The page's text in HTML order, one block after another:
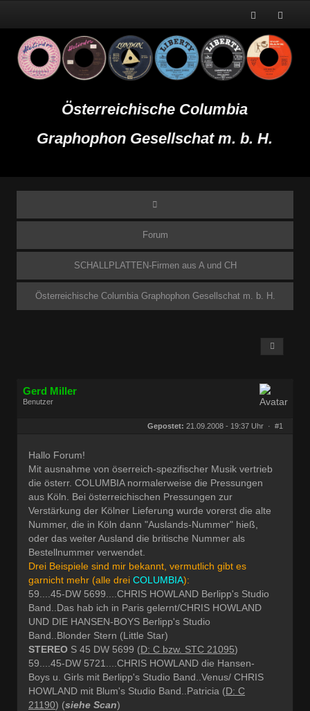
Österreichische Columbia
Graphophon Gesellschat m. b. H.
Forum
SCHALLPLATTEN-Firmen aus A und CH
Österreichische Columbia Graphophon Gesellschat m. b. H.
Gerd Miller
Benutzer
Gepostet: 21.09.2008 - 19:37 Uhr · #1
Hallo Forum!
Mit ausnahme von öserreich-spezifischer Musik vertrieb
die österr. COLUMBIA normalerweise die Pressungen
aus Köln. Bei österreichischen Pressungen zur
Verstärkung der Kölner Lieferung wurde vorerst die alte
Nummer, die in Köln dann "Auslands-Nummer" hieß,
oder das weiter Ausland die britische Nummer als
Bestellnummer verwendet.
Drei Beispiele sind mir bekannt, vermutlich gibt es
garnicht mehr (alle drei COLUMBIA):
59....45-DW 5699....CHRIS HOWLAND Berlipp's Studio
Band..Das hab ich in Paris gelernt/CHRIS HOWLAND
UND DIE HANSEN-BOYS Berlipp's Studio
Band..Blonder Stern (Little Star)
STEREO S 45 DW 5699 (D: C bzw. STC 21095)
59....45-DW 5721....CHRIS HOWLAND die Hansen-
Boys u. Girls mit Berlipp's Studio Band..Venus/ CHRIS
HOWLAND mit Blum's Studio Band..Patricia (D: C
21190) (siehe Scan)